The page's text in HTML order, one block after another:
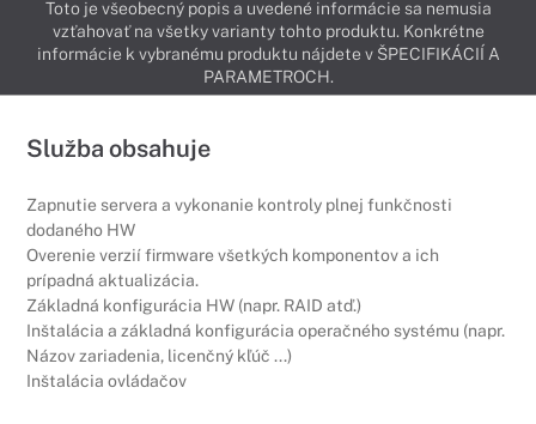
Toto je všeobecný popis a uvedené informácie sa nemusia
vzťahovať na všetky varianty tohto produktu. Konkrétne
informácie k vybranému produktu nájdete v ŠPECIFIKÁCIÍ A
PARAMETROCH.
Služba obsahuje
Zapnutie servera a vykonanie kontroly plnej funkčnosti
dodaného HW
Overenie verzií firmware všetkých komponentov a ich
prípadná aktualizácia.
Základná konfigurácia HW (napr. RAID atď.)
Inštalácia a základná konfigurácia operačného systému (napr.
Názov zariadenia, licenčný kľúč ...)
Inštalácia ovládačov